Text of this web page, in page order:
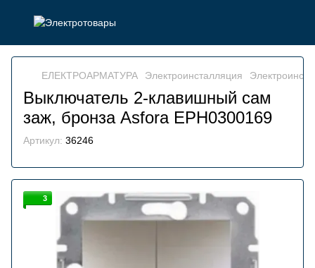
ЕЛЕКТРОАРМАТУРА Электроинсталляция
Выключатель 2-клавишный сам
заж, бронза Asfora EPH0300169
Артикул: 36246
3